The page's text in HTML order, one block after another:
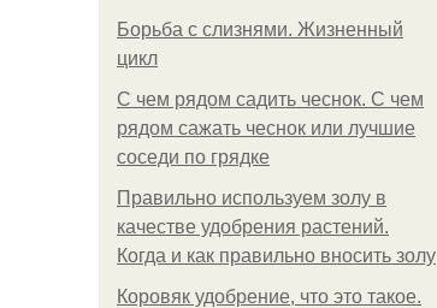
Борьба с слизнями. Жизненный
цикл
С чем рядом садить чеснок. С чем
рядом сажать чеснок или лучшие
соседи по грядке
Правильно используем золу в
качестве удобрения растений.
Когда и как правильно вносить золу
Коровяк удобрение, что это такое.